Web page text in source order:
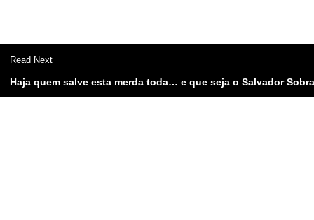
Read Next
Haja quem salve esta merda toda… e que seja o Salvador